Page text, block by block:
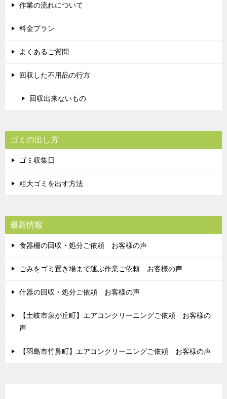
作業の流れについて
料金プラン
よくあるご質問
回収した不用品の行方
回収出来ないもの
ゴミの出し方
ゴミ収集日
粗大ゴミを出す方法
最新情報
食器棚の回収・処分ご依頼 お客様の声
ごみをゴミ置き場まで運ぶ作業ご依頼 お客様の声
什器の回収・処分ご依頼 お客様の声
【土岐市泉が丘町】エアコンクリーニングご依頼 お客様の
声
【羽島市竹鼻町】エアコンクリーニングご依頼 お客様の声